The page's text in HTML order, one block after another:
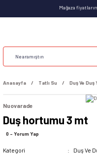
Mağaza
Anasayfa Tatlı Su Duş Ve Duş
Nuovarade
Duş hortumu 3 mt
0 - Yorum Yap
Kategori
Duş Ve